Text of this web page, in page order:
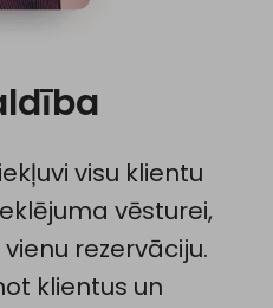
visu klientu
vēsturei,
rezervāciju.
klientus un